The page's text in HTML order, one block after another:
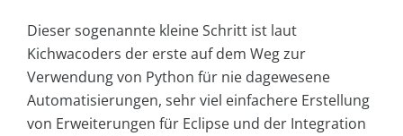
Dieser sogenannte kleine Schritt ist laut
Kichwacoders der erste auf dem Weg zur
Verwendung von Python für nie dagewesene
Automatisierungen, sehr viel einfachere Erstellung
von Erweiterungen für Eclipse und der Integration